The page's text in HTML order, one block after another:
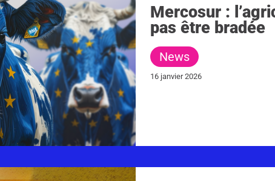
Mercosur :
pas être bradée
News
16 janvier 2026